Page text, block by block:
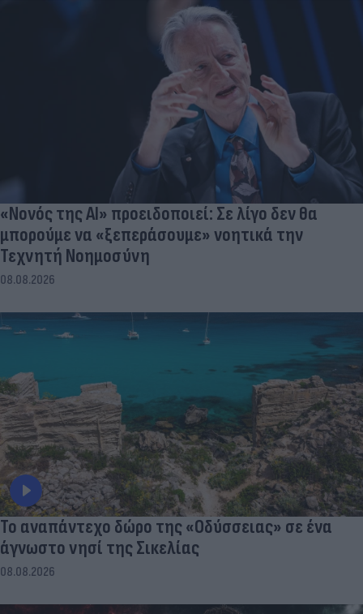
«Νονός της AI» προειδοποιεί: Σε λίγο δεν θα
μπορούμε να «ξεπεράσουμε» νοητικά την
Τεχνητή Νοημοσύνη
08.08.2026
To αναπάντεχο δώρο της «Οδύσσειας» σε ένα
άγνωστο νησί της Σικελίας
08.08.2026